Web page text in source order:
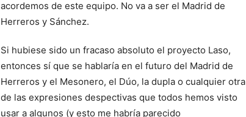
acordemos de este equipo. No va a ser el Madrid de
Herreros y Sánchez.
Si hubiese sido un fracaso absoluto el proyecto Laso,
entonces sí que se hablaría en el futuro del Madrid de
Herreros y el Mesonero, el Dúo, la dupla o cualquier otra
de las expresiones despectivas que todos hemos visto
usar a algunos (y esto me habría parecido